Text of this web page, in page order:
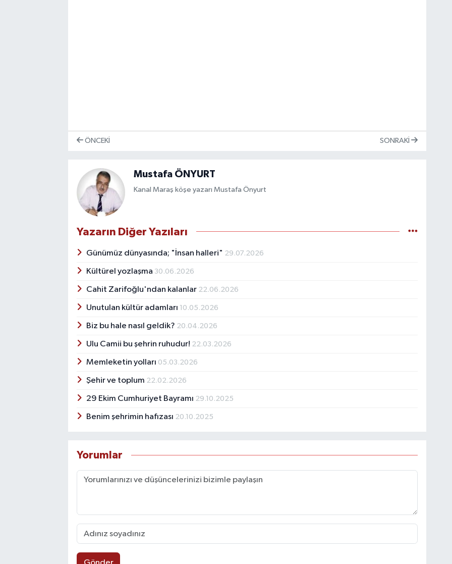
ÖNCEKI SONRAKI
Mustafa ÖNYURT
Kanal Maraş köşe yazarı Mustafa Önyurt
Yazarın Diğer Yazıları
Günümüz dünyasında; "İnsan halleri" 29.07.2026
Kültürel yozlaşma 30.06.2026
Cahit Zarifoğlu'ndan kalanlar 22.06.2026
Unutulan kültür adamları 10.05.2026
Biz bu hale nasıl geldik? 20.04.2026
Ulu Camii bu şehrin ruhudur! 22.03.2026
Memleketin yolları 05.03.2026
Şehir ve toplum 22.02.2026
29 Ekim Cumhuriyet Bayramı 29.10.2025
Benim şehrimin hafızası 20.10.2025
Yorumlar